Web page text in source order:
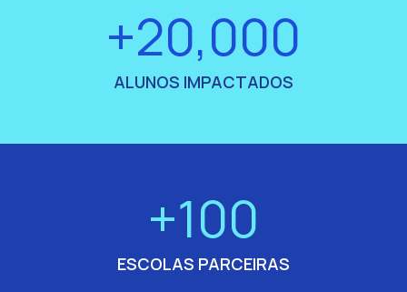
+20,000
ALUNOS IMPACTADOS
+100
ESCOLAS PARCEIRAS